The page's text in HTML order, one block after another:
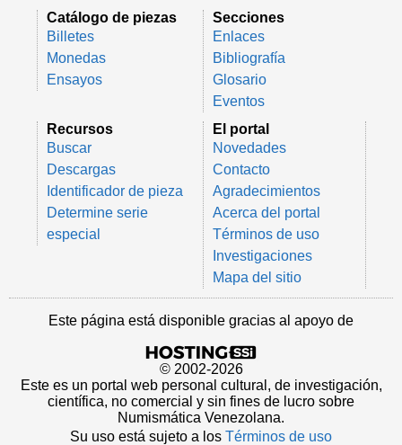
Catálogo de piezas
Billetes
Monedas
Ensayos
Secciones
Enlaces
Bibliografía
Glosario
Eventos
Recursos
Buscar
Descargas
Identificador de pieza
Determine serie
especial
El portal
Novedades
Contacto
Agradecimientos
Acerca del portal
Términos de uso
Investigaciones
Mapa del sitio
Este página está disponible gracias al apoyo de
© 2002-2026
Este es un portal web personal cultural, de investigación,
científica, no comercial y sin fines de lucro sobre
Numismática Venezolana.
Su uso está sujeto a los Términos de uso